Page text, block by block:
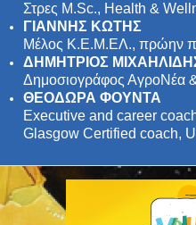
Στρες M.Sc., Health &
ΓΙΑΝΝΗΣ ΚΩΤΗΣ
Μέλος Κ.Ε.Μ.ΕΛ., πρώην
ΔΗΜΗΤΡΙΟΣ
Δημοσιογράφος ΑγροΝέα
ΘΕΟΔΩΡΑ ΦΟΥΝΤΑ
Executive and career
Glasgow Certified coach,